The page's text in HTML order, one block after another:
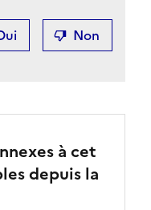
Non
à cet
depuis la